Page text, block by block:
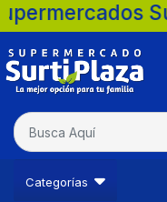
Categorías